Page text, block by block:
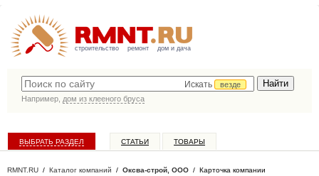
строительство ремонт дом и дача
Искать
везде
Например, дом из клееного бруса
ВЫБРАТЬ РАЗДЕЛ СТАТЬИ ТОВАРЫ
RMNT.RU / Каталог компаний / Оксва-строй, ООО / Карточка компании